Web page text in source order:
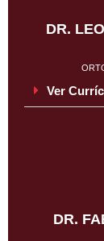
DR.
Ver
DR.